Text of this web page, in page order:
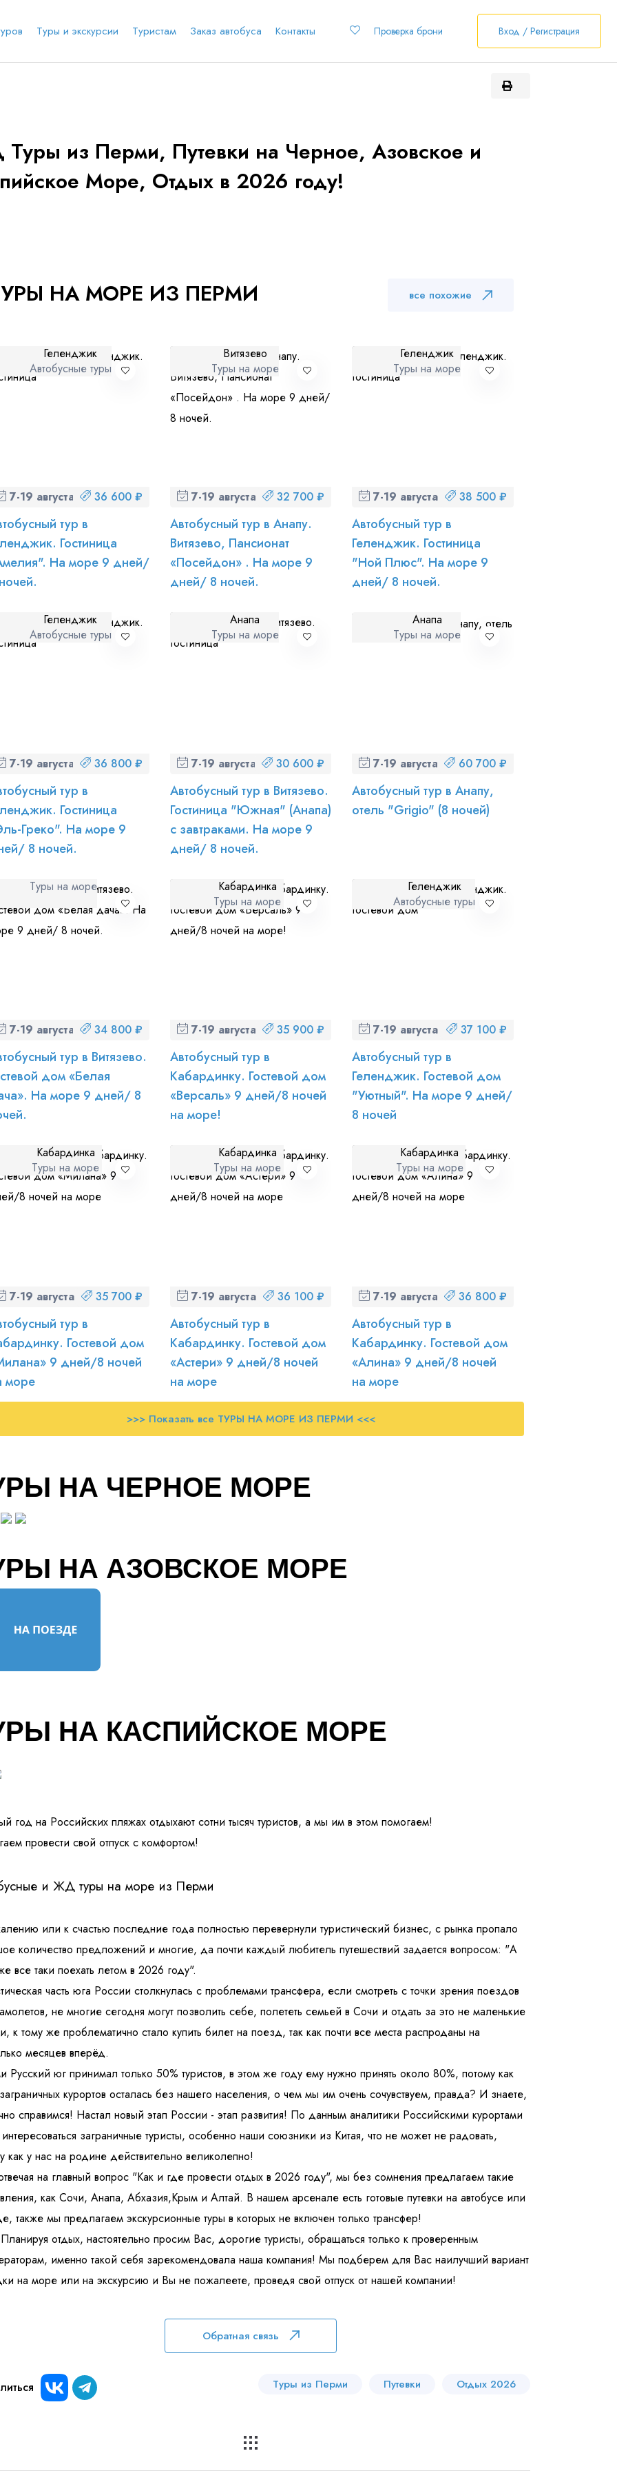
Туры и экскурсии Туристам Заказ автобуса Контакты Проверка брони Вход / Регистрация
из Перми, Путевки на Черное, Азовское и
Море, Отдых в 2026 году!
НА МОРЕ ИЗ ПЕРМИ все похожие
Геленджик
Автобусные туры
7-19 августа (пт-ср)36 600 ₽
тур в
Гостиница
На море 9 дней/
Витязево
Туры на море
7-19 августа (пт-ср)32 700 ₽
Автобусный тур в Анапу.
Витязево, Пансионат
«Посейдон» . На море 9
дней/ 8 ночей.
Геленджик
Туры на море
7-19 августа (пт-ср)38 500 ₽
Автобусный тур в
Геленджик. Гостиница
"Ной Плюс". На море 9
дней/ 8 ночей.
Геленджик
Автобусные туры
7-19 августа (пт-ср)36 800 ₽
тур в
Гостиница
Греко". На море 9
8 ночей.
Анапа
Туры на море
7-19 августа (пт-ср)30 600 ₽
Автобусный тур в Витязево.
Гостиница "Южная" (Анапа)
с завтраками. На море 9
дней/ 8 ночей.
Анапа
Туры на море
7-19 августа (пт-ср)60 700 ₽
Автобусный тур в Анапу,
отель "Grigio" (8 ночей)
Туры на море
7-19 августа (пт-ср)34 800 ₽
тур в Витязево.
дом «Белая
На море 9 дней/ 8
Кабардинка
Туры на море
7-19 августа (пт-ср)35 900 ₽
Автобусный тур в
Кабардинку. Гостевой дом
«Версаль» 9 дней/8 ночей
на море!
Геленджик
Автобусные туры
7-19 августа (пт-ср)37 100 ₽
Автобусный тур в
Геленджик. Гостевой дом
"Уютный". На море 9 дней/
8 ночей
Кабардинка
Туры на море
7-19 августа (пт-ср)35 700 ₽
тур в
Гостевой дом
9 дней/8 ночей
море
Кабардинка
Туры на море
7-19 августа (пт-ср)36 100 ₽
Автобусный тур в
Кабардинку. Гостевой дом
«Астери» 9 дней/8 ночей
на море
Кабардинка
Туры на море
7-19 августа (пт-ср)36 800 ₽
Автобусный тур в
Кабардинку. Гостевой дом
«Алина» 9 дней/8 ночей
на море
>>> Показать все ТУРЫ НА МОРЕ ИЗ ПЕРМИ <<<
НА ЧЕРНОЕ МОРЕ
НА АЗОВСКОЕ МОРЕ
НА КАСПИЙСКОЕ МОРЕ
год на Российских пляжах отдыхают сотни тысяч туристов, а мы им в этом помогаем!
провести свой отпуск с комфортом!
и ЖД туры на море из Перми
или к счастью последние года полностью перевернули туристический бизнес, с рынка пропало
количество предложений и многие, да почти каждый любитель путешествий задается вопросом: "А
все таки поехать летом в 2026 году".
часть юга России столкнулась с проблемами трансфера, если смотреть с точки зрения поездов
не многие сегодня могут позволить себе, полететь семьей в Сочи и отдать за это не маленькие
к тому же проблематично стало купить билет на поезд, так как почти все места распроданы на
месяцев вперёд.
Русский юг принимал только 50% туристов, в этом же году ему нужно принять около 80%, потому как
курортов осталась без нашего населения, о чем мы им очень сочувствуем, правда? И знаете,
справимся! Настал новый этап России - этап развития! По данным аналитики Российскими курортами
заграничные туристы, особенно наши союзники из Китая, что не может не радовать,
как у нас на родине действительно великолепно!
на главный вопрос "Как и где провести отдых в 2026 году", мы без сомнения предлагаем такие
как Сочи, Анапа, Абхазия,Крым и Алтай. В нашем арсенале есть готовые путевки на автобусе или
также мы предлагаем экскурсионные туры в которых не включен только трансфер!
отдых, настоятельно просим Вас, дорогие туристы, обращаться только к проверенным
именно такой себя зарекомендовала наша компания! Мы подберем для Вас наилучший вариант
на море или на экскурсию и Вы не пожалеете, проведя свой отпуск от нашей компании!
Обратная связь
Туры из Перми Путевки Отдых 2026
и ознакомленс политикой компании в отношении обработки персональных данных
обработку персональных
данныхи ознакомлен с политикой компании в
отношении обработки персональных данных
Whatsapp Телеграм